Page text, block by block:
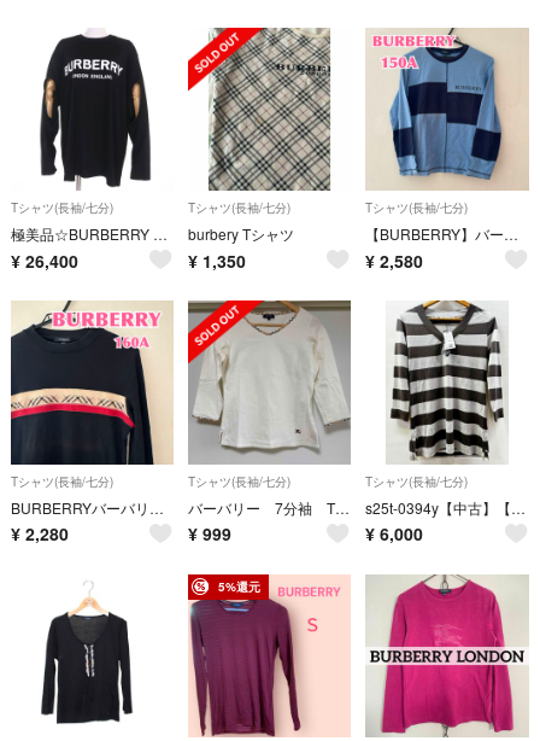
Tシャツ(長袖/七分)
極美品☆BURBERRY バーバリー 8025663 コットン100％ ティッシ期 袖穴あきデザイン ロゴ入り 長袖Ｔシャツ ブラック L 正規品 レディース
¥ 26,400
Tシャツ(長袖/七分)
burbery Tシャツ
¥ 1,350
Tシャツ(長袖/七分)
【BURBERRY】バーバリー ロンドン 長袖Tシャツ 150A ネイビーブルー
¥ 2,580
Tシャツ(長袖/七分)
BURBERRYバーバリー 長袖Tシャツ160A ノバチェック黒綿100ロンT
¥ 2,280
Tシャツ(長袖/七分)
バーバリー 7分袖 Tシャツ
¥ 999
Tシャツ(長袖/七分)
s25t-0394y【中古】【未使用】BURBERRY LONDON バーバリー ロンドン トップス カットソー 七分丈 ボーダー レディース
¥ 6,000
5%還元